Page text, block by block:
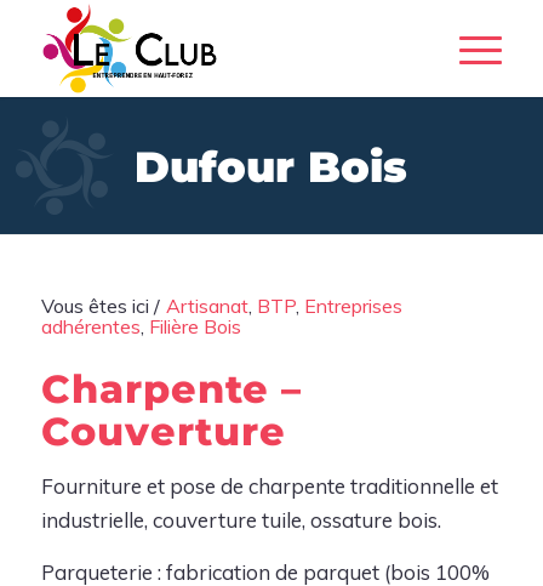
Dufour Bois
Vous êtes ici / Artisanat, BTP, Entreprises
adhérentes, Filière Bois
Charpente –
Couverture
Fourniture et pose de charpente traditionnelle et
industrielle, couverture tuile, ossature bois.
Parqueterie : fabrication de parquet (bois 100%